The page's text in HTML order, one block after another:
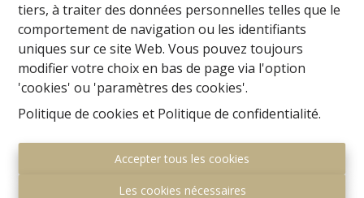
tiers, à traiter des données personnelles telles que le
comportement de navigation ou les identifiants
uniques sur ce site Web. Vous pouvez toujours
modifier votre choix en bas de page via l'option
'cookies' ou 'paramètres des cookies'.
Politique de cookies et Politique de confidentialité.
Accepter tous les cookies
Les cookies nécessaires
CENTURY 21 ImmoNero - Vastgoedmakelaar-
bemiddelaar (België)
Ondernemingsnummers: